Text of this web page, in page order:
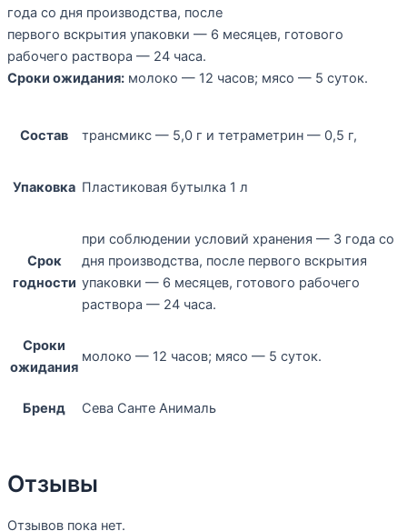
года со дня производства, после
первого вскрытия упаковки — 6 месяцев, готового
рабочего раствора — 24 часа.
Сроки ожидания: молоко — 12 часов; мясо — 5 суток.
Состав трансмикс — 5,0 г и тетраметрин — 0,5 г,
Упаковка Пластиковая бутылка 1 л
Срок
годности
при соблюдении условий хранения — 3 года со
дня производства, после первого вскрытия
упаковки — 6 месяцев, готового рабочего
раствора — 24 часа.
Сроки
ожидания
молоко — 12 часов; мясо — 5 суток.
Бренд Сева Санте Анималь
Отзывы
Отзывов пока нет.